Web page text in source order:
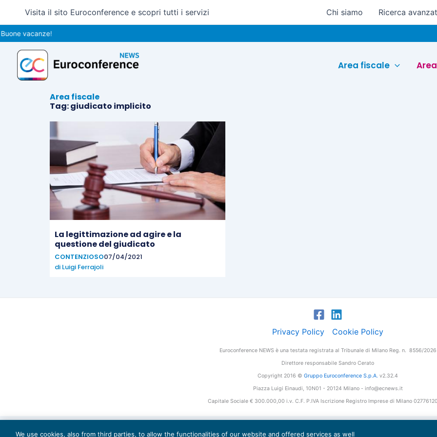
contenuto
Visita il sito Euroconference e scopri tutti i servizi Chi siamo Ricerca
vacanze!
Area fiscale
Area fiscale
Tag: giudicato implicito
La legittimazione ad agire e la
questione del giudicato
CONTENZIOSO07/04/2021
di Luigi Ferrajoli
Privacy Policy Cookie Policy
Euroconference NEWS è una testata registrata al Tribunale di Milano Reg. n. 8556/2026
Direttore responsabile Sandro Cerato
Copyright 2016 © Gruppo Euroconference S.p.A. v2.32.4
Piazza Luigi Einaudi, 10N01 - 20124 Milano - info@ecnews.it
Capitale Sociale € 300.000,00 i.v. C.F. P.IVA Iscrizione Registro Imprese di Milano
We use cookies, also from third parties, to allow the functionalities of our website and offered services as well